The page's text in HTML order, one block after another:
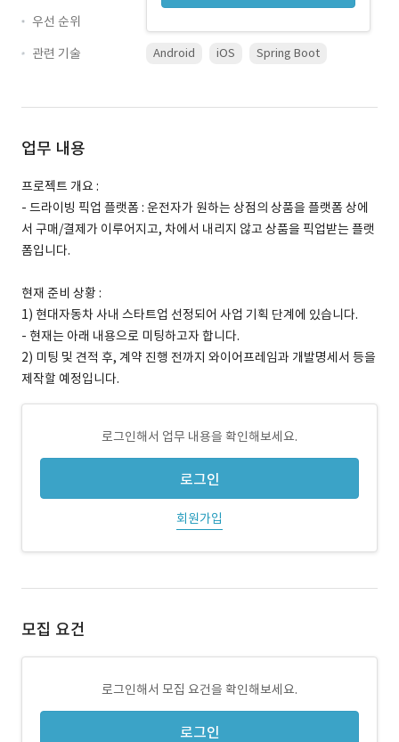
우선 순위
관련 기술
Android iOS Spring Boot
업무 내용
프로젝트 개요 :
- 드라이빙 픽업 플랫폼 : 운전자가 원하는 상점의 상품을 플랫폼 상에
서 구매/결제가 이루어지고, 차에서 내리지 않고 상품을 픽업받는 플랫
폼입니다.
현재 준비 상황 :
1) 현대자동차 사내 스타트업 선정되어 사업 기획 단계에 있습니다.
- 현재는 아래 내용으로 미팅하고자 합니다.
2) 미팅 및 견적 후, 계약 진행 전까지 와이어프레임과 개발명세서 등을
제작할 예정입니다.
로그인해서 업무 내용을 확인해보세요.
로그인
회원가입
모집 요건
로그인해서 모집 요건을 확인해보세요.
로그인